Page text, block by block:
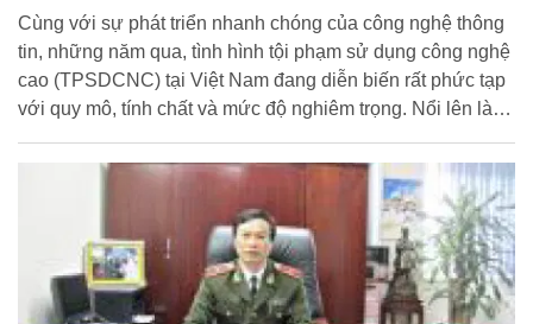
Cùng với sự phát triển nhanh chóng của công nghệ thông
tin, những năm qua, tình hình tội phạm sử dụng công nghệ
cao (TPSDCNC) tại Việt Nam đang diễn biến rất phức tạp
với quy mô, tính chất và mức độ nghiêm trọng. Nổi lên là
hiện hành vi phạm tội như lừa đảo chiếm đoạt tài sản, tấn
công hệ thống mạng máy tính của các cơ quan, doanh
nghiệp, cá nhân, gây lây nhiễm virut... Các đối tượng có
nhiều hành vi phạm tội tinh vi gây thiệt hại lớn cho các tổ
chức, cá nhân trong và nước ngoài.Việc toàn cầu hóa hoạt
động của TPSDCNC ở Việt Nam đang đặt ra những thách